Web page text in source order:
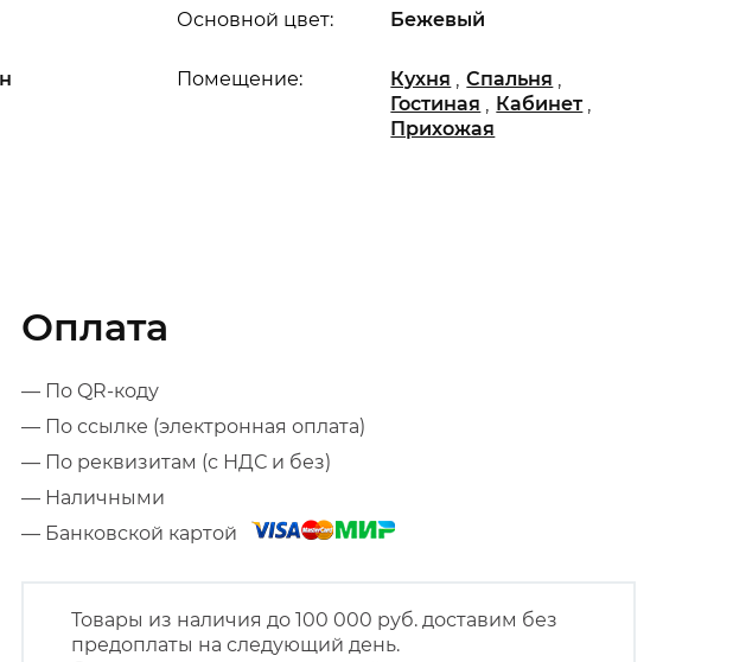
Основной цвет: Бежевый
Помещение: Кухня ,Спальня ,
Гостиная , Кабинет ,
Прихожая
Оплата
— По QR-коду
— По ссылке (электронная оплата)
— По реквизитам (с НДС и без)
— Наличными
— Банковской картой
Товары из наличия до 100 000 руб. доставим без
предоплаты на следующий день.